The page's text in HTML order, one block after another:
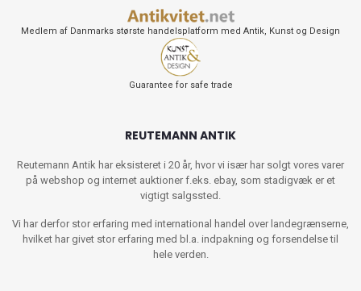
Medlem af Danmarks største handelsplatform med Antik, Kunst og Design
Guarantee for safe trade
REUTEMANN ANTIK
Reutemann Antik har eksisteret i 20 år, hvor vi især har solgt vores varer
på webshop og internet auktioner f.eks. ebay, som stadigvæk er et
vigtigt salgssted.
Vi har derfor stor erfaring med international handel over landegrænserne,
hvilket har givet stor erfaring med bl.a. indpakning og forsendelse til
hele verden.